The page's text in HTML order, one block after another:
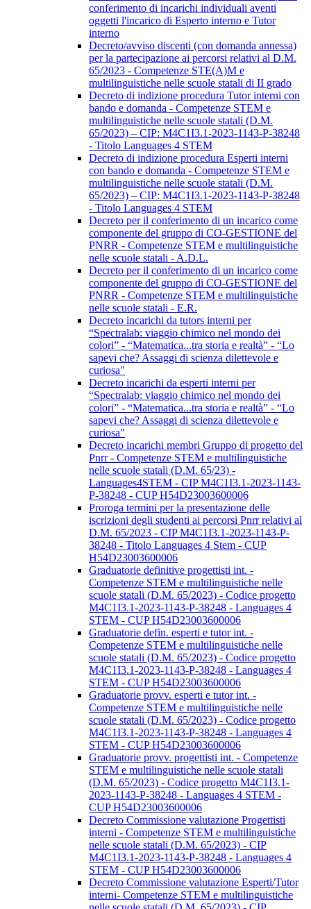
conferimento di incarichi individuali aventi
oggetti l'incarico di Esperto interno e Tutor
interno
Decreto/avviso discenti (con domanda annessa)
per la partecipazione ai percorsi relativi al D.M.
65/2023 - Competenze STE(A)M e
multilinguistiche nelle scuole statali di II grado
Decreto di indizione procedura Tutor interni con
bando e domanda - Competenze STEM e
multilinguistiche nelle scuole statali (D.M.
65/2023) – CIP: M4C1I3.1-2023-1143-P-38248
- Titolo Languages 4 STEM
Decreto di indizione procedura Esperti interni
con bando e domanda - Competenze STEM e
multilinguistiche nelle scuole statali (D.M.
65/2023) – CIP: M4C1I3.1-2023-1143-P-38248
- Titolo Languages 4 STEM
Decreto per il conferimento di un incarico come
componente del gruppo di CO-GESTIONE del
PNRR - Competenze STEM e multilinguistiche
nelle scuole statali - A.D.L.
Decreto per il conferimento di un incarico come
componente del gruppo di CO-GESTIONE del
PNRR - Competenze STEM e multilinguistiche
nelle scuole statali - E.R.
Decreto incarichi da tutors interni per
“Spectralab: viaggio chimico nel mondo dei
colori” - “Matematica...tra storia e realtà” - “Lo
sapevi che? Assaggi di scienza dilettevole e
curiosa"
Decreto incarichi da esperti interni per
“Spectralab: viaggio chimico nel mondo dei
colori” - “Matematica...tra storia e realtà” - “Lo
sapevi che? Assaggi di scienza dilettevole e
curiosa"
Decreto incarichi membri Gruppo di progetto del
Pnrr - Competenze STEM e multilinguistiche
nelle scuole statali (D.M. 65/23) -
Languages4STEM - CIP M4C1I3.1-2023-1143-
P-38248 - CUP H54D23003600006
Proroga termini per la presentazione delle
iscrizioni degli studenti ai percorsi Pnrr relativi al
D.M. 65/2023 - CIP M4C1I3.1-2023-1143-P-
38248 - Titolo Languages 4 Stem - CUP
H54D23003600006
Graduatorie definitive progettisti int. -
Competenze STEM e multilinguistiche nelle
scuole statali (D.M. 65/2023) - Codice progetto
M4C1I3.1-2023-1143-P-38248 - Languages 4
STEM - CUP H54D23003600006
Graduatorie defin. esperti e tutor int. -
Competenze STEM e multilinguistiche nelle
scuole statali (D.M. 65/2023) - Codice progetto
M4C1I3.1-2023-1143-P-38248 - Languages 4
STEM - CUP H54D23003600006
Graduatorie provv. esperti e tutor int. -
Competenze STEM e multilinguistiche nelle
scuole statali (D.M. 65/2023) - Codice progetto
M4C1I3.1-2023-1143-P-38248 - Languages 4
STEM - CUP H54D23003600006
Graduatorie provv. progettisti int. - Competenze
STEM e multilinguistiche nelle scuole statali
(D.M. 65/2023) - Codice progetto M4C1I3.1-
2023-1143-P-38248 - Languages 4 STEM -
CUP H54D23003600006
Decreto Commissione valutazione Progettisti
interni - Competenze STEM e multilinguistiche
nelle scuole statali (D.M. 65/2023) - CIP
M4C1I3.1-2023-1143-P-38248 - Languages 4
STEM - CUP H54D23003600006
Decreto Commissione valutazione Esperti/Tutor
interni- Competenze STEM e multilinguistiche